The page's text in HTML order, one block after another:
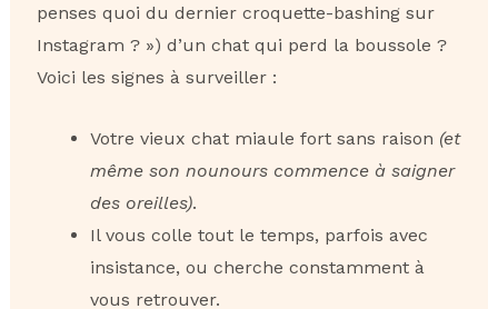
penses quoi du dernier croquette-bashing sur
Instagram ? ») d’un chat qui perd la boussole ?
Voici les signes à surveiller :
Votre vieux chat miaule fort sans raison (et
même son nounours commence à saigner
des oreilles).
Il vous colle tout le temps, parfois avec
insistance, ou cherche constamment à
vous retrouver.